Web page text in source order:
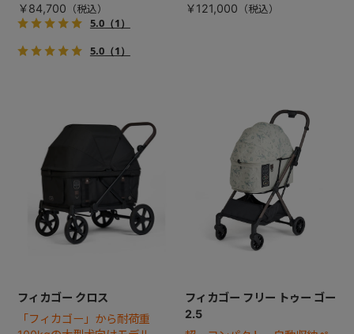
￥84,700
5.0（1）
5.0（1）
￥121,000
フィカゴー クロス
「フィカゴー」から耐荷重
フィカゴー フリー トゥー ゴー
2.5